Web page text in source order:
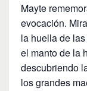
Mayte
evocación.
la huella de
el manto de la
descubriendo
los grandes